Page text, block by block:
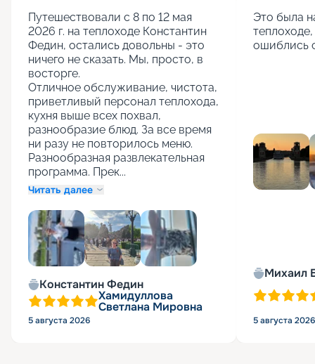
Путешествовали с 8 по 12 мая
2026 г. на теплоходе Константин
Федин, остались довольны - это
ничего не сказать. Мы, просто, в
восторге.
Отличное обслуживание, чистота,
приветливый персонал теплохода,
кухня выше всех похвал,
разнообразие блюд. За все время
ни разу не повторилось меню.
Разнообразная развлекательная
программа. Прек...
Читать далее
Константин Федин
Хамидуллова
Светлана Мировна
5 августа 2026
Это была
ошиблись
Михаил
5 августа 2026